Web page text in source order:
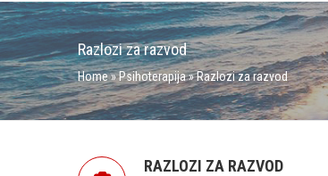
Razlozi za razvod
Home»Psihoterapija»Razlozi za razvod
RAZLOZI ZA RAZVOD